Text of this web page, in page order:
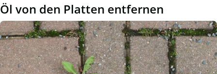
Öl von den Platten entfernen